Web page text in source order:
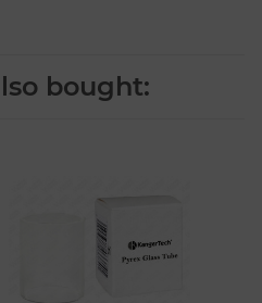
bought: